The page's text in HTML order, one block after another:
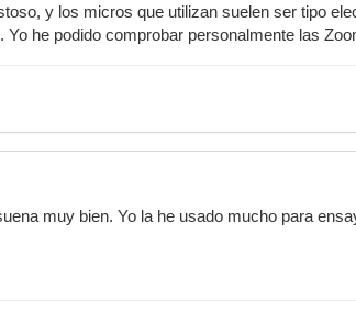
y los micros que utilizan suelen ser tipo
he podido comprobar personalmente las
muy bien. Yo la he usado mucho para